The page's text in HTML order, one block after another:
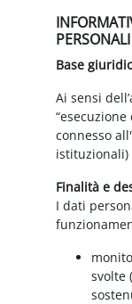
Base
Ai sensi
connesso
istituzionali)
Finalità e
I dati
svolte